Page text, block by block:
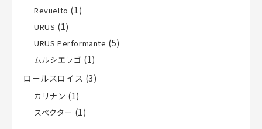
Revuelto (1)
URUS (1)
URUS Performante (5)
ムルシエラゴ (1)
ロールスロイス (3)
カリナン (1)
スペクター (1)